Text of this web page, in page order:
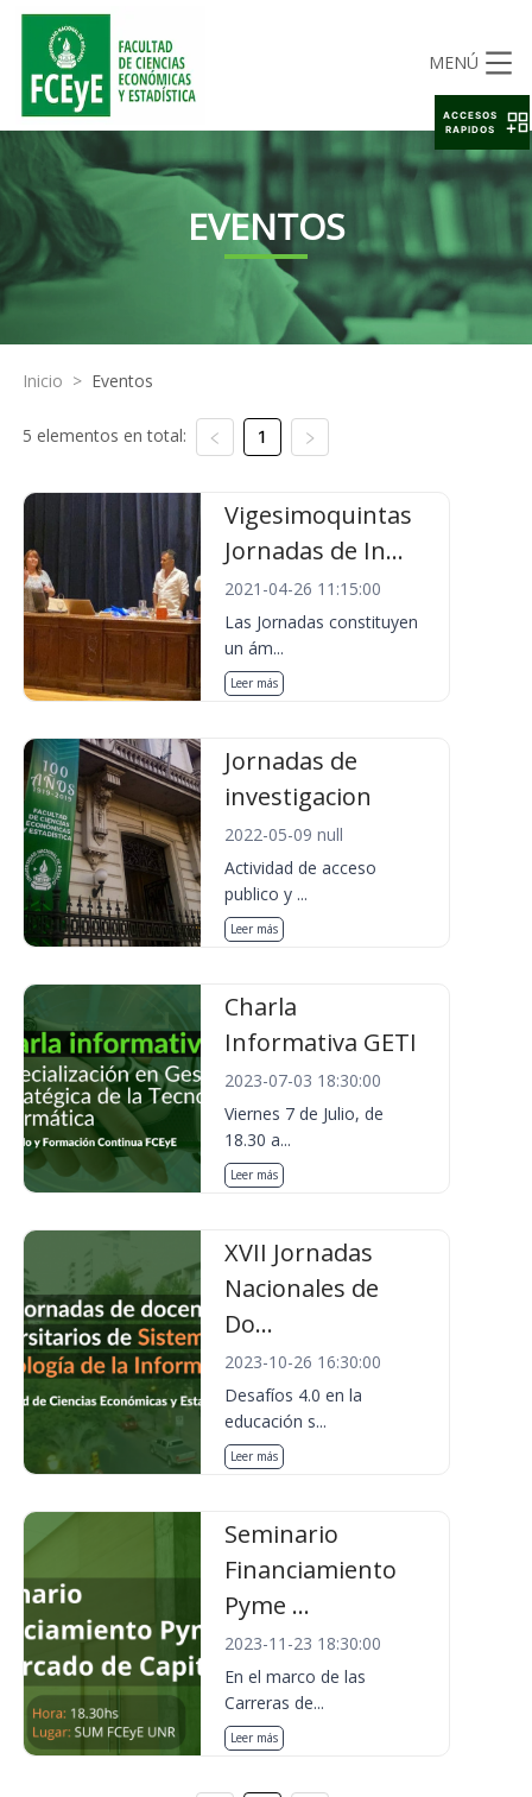
MENÚ
EVENTOS
Inicio > Eventos
5 elementos en total: 1
Vigesimoquintas
Jornadas de In...
2021-04-26 11:15:00
Las Jornadas constituyen
un ám...
Leer más
Jornadas de
investigacion
2022-05-09 null
Actividad de acceso
publico y ...
Leer más
Charla
Informativa GETI
2023-07-03 18:30:00
Viernes 7 de Julio, de
18.30 a...
Leer más
XVII Jornadas
Nacionales de
Do...
2023-10-26 16:30:00
Desafíos 4.0 en la
educación s...
Leer más
Seminario
Financiamiento
Pyme ...
2023-11-23 18:30:00
En el marco de las
Carreras de...
Leer más
ACCESOS
RAPIDOS